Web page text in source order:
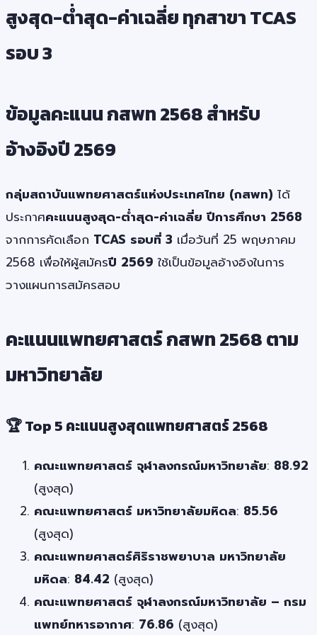
สูงสุด-ต่ำสุด-ค่าเฉลี่ย ทุกสาขา TCAS
รอบ 3
ข้อมูลคะแนน กสพท 2568 สำหรับ
อ้างอิงปี 2569
กลุ่มสถาบันแพทยศาสตร์แห่งประเทศไทย (กสพท) ได้
ประกาศคะแนนสูงสุด-ต่ำสุด-ค่าเฉลี่ย ปีการศึกษา 2568
จากการคัดเลือก TCAS รอบที่ 3 เมื่อวันที่ 25 พฤษภาคม
2568 เพื่อให้ผู้สมัครปี 2569 ใช้เป็นข้อมูลอ้างอิงในการ
วางแผนการสมัครสอบ
คะแนนแพทยศาสตร์ กสพท 2568 ตาม
มหาวิทยาลัย
🏆 Top 5 คะแนนสูงสุดแพทยศาสตร์ 2568
คณะแพทยศาสตร์ จุฬาลงกรณ์มหาวิทยาลัย: 88.92
(สูงสุด)
คณะแพทยศาสตร์ มหาวิทยาลัยมหิดล: 85.56
(สูงสุด)
คณะแพทยศาสตร์ศิริราชพยาบาล มหาวิทยาลัย
มหิดล: 84.42 (สูงสุด)
คณะแพทยศาสตร์ จุฬาลงกรณ์มหาวิทยาลัย – กรม
แพทย์ทหารอากาศ: 76.86 (สูงสุด)